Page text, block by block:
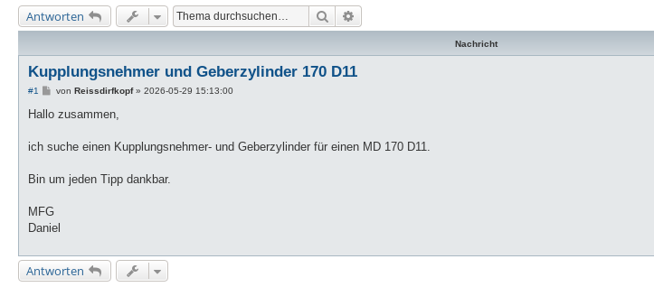
Antworten Suche
Nachricht
Kupplungsnehmer und Geberzylinder 170 D11
#1
B
i
a
von Reissdirfkopf» 2026-05-29 15:13:00
Hallo zusammen,
ich suche einen Kupplungsnehmer- und Geberzylinder für einen MD 170 D11.
Bin um jeden Tipp dankbar.
MFG
Daniel
Antworten